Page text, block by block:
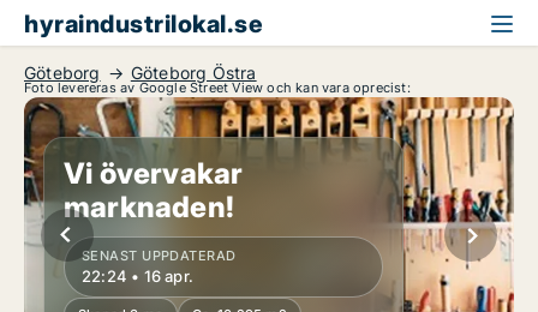
hyraindustrilokal.se
Göteborg Göteborg Östra
Foto levereras av Google Street View och kan vara oprecist:
Vi övervakar
marknaden!
SENAST UPPDATERAD
22:24 • 16 apr.